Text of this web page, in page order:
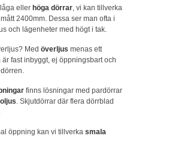
eller höga dörrar, vi kan tillverka
2400mm. Dessa ser man ofta i
och lägenheter med högt i tak.
Med överljus menas ett
är fast inbyggt, ej öppningsbart och
finns lösningar med pardörrar
. Skjutdörrar där flera dörrblad
öppning kan vi tillverka smala